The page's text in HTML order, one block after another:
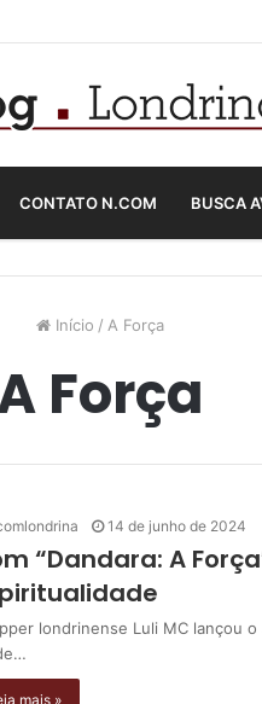
CONTATO N.COM BUSCA
Início / A Força
Força
14 de junho de 2024
“Dandara: A
londrinense Luli MC lançou
mais »